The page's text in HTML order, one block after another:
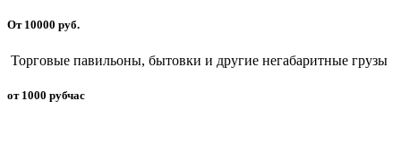
От 10000 руб.
Торговые павильоны, бытовки и другие негабаритные грузы
от 1000 рубчас